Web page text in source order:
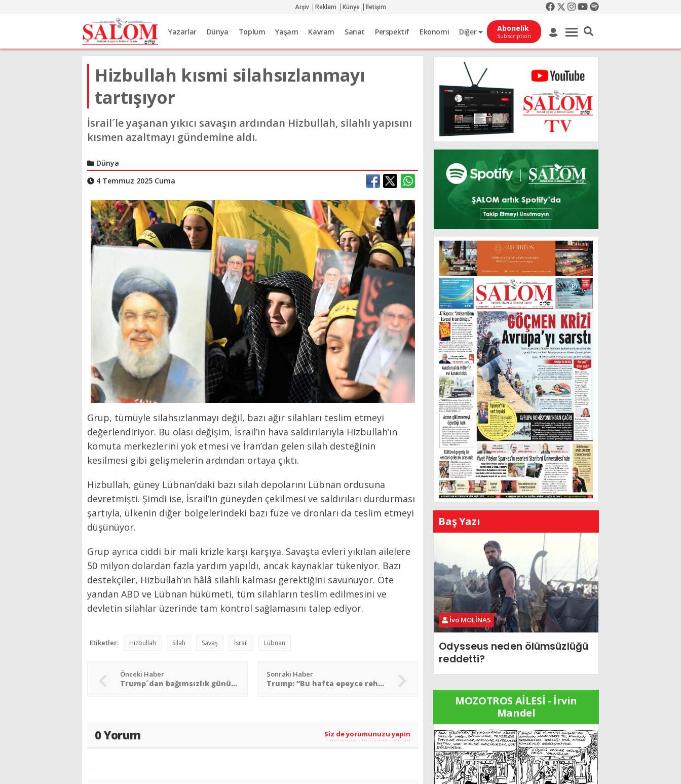
Arşiv Reklam Künye İletişim
Yazarlar Dünya Toplum Yaşam Kavram Sanat Perspektif Ekonomi Diğer Abonelik
Subscription
Hizbullah kısmi silahsızlanmayı
tartışıyor
İsrail´le yaşanan yıkıcı savaşın ardından Hizbullah, silahlı yapısını
kısmen azaltmayı gündemine aldı.
Dünya
4 Temmuz 2025 Cuma
Grup, tümüyle silahsızlanmayı değil, bazı ağır silahları teslim etmeyi
değerlendiriyor. Bu olası değişim, İsrail’in hava saldırılarıyla Hizbullah’ın
komuta merkezlerini yok etmesi ve İran’dan gelen silah desteğinin
kesilmesi gibi gelişmelerin ardından ortaya çıktı.
Hizbullah, güney Lübnan’daki bazı silah depolarını Lübnan ordusuna
devretmişti. Şimdi ise, İsrail’in güneyden çekilmesi ve saldırıları durdurması
şartıyla, ülkenin diğer bölgelerindeki bazı füze ve dronları da teslim etmeyi
düşünüyor.
Grup ayrıca ciddi bir mali krizle karşı karşıya. Savaşta evleri yıkılan ailelere
50 milyon dolardan fazla yardım yapıldı, ancak kaynaklar tükeniyor. Bazı
destekçiler, Hizbullah’ın hâlâ silahlı kalması gerektiğini savunuyor. Öte
yandan ABD ve Lübnan hükümeti, tüm silahların teslim edilmesini ve
devletin silahlar üzerinde tam kontrol sağlamasını talep ediyor.
Etiketler: Hizbullah Silah Savaş İsrail Lübnan
Önceki Haber
Trump´dan bağımsızlık günü konuşmasında antisemit gönderme
Sonraki Haber
Trump: “Bu hafta epeyce rehine serbest kalabilir”
0 Yorum Siz de yorumunuzu yapın
Baş Yazı
İvo MOLİNAS
Odysseus neden ölümsüzlüğü
reddetti?
MOZOTROS AİLESİ - İrvin
Mandel